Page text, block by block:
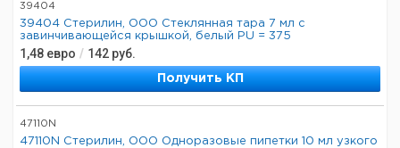
39404
39404 Стерилин, ООО Стеклянная тара 7 мл с
завинчивающейся крышкой, белый PU = 375
1,48 евро / 142 руб.
Получить КП
47110N
47110N Стерилин, ООО Одноразовые пипетки 10 мл узкого